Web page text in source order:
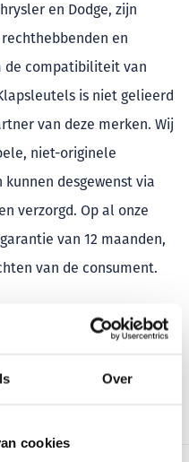
Over
cookies
en Dodge, zijn
en
de compatibiliteit van
is niet gelieerd
van deze merken. Wij
niet-originele
desgewenst via
verzorgd. Op al onze
van 12 maanden,
van de consument.